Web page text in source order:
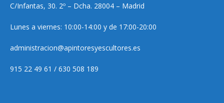
C/Infantas, 30. 2º – Dcha. 28004 – Madrid
Lunes a viernes: 10:00-14:00 y de 17:00-20:00
administracion@apintoresyescultores.es
915 22 49 61 / 630 508 189